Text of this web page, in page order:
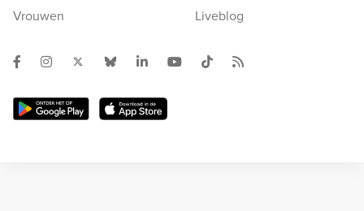
Vrouwen
Liveblog